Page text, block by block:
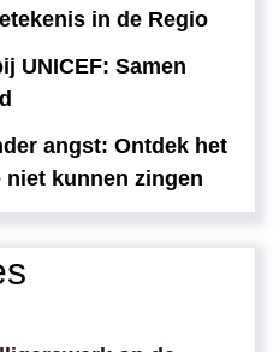
in de Regio
UNICEF: Samen
angst: Ontdek het
kunnen zingen